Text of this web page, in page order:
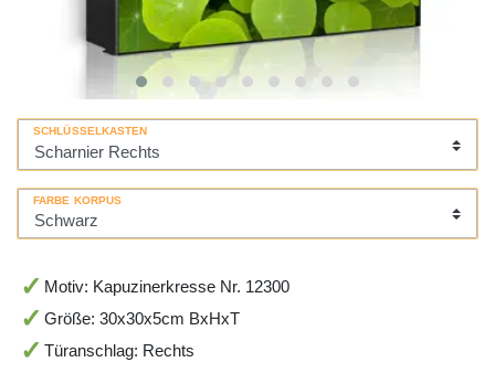
SCHLÜSSELKASTEN
FARBE KORPUS
Motiv: Kapuzinerkresse Nr. 12300
Größe: 30x30x5cm BxHxT
Türanschlag: Rechts